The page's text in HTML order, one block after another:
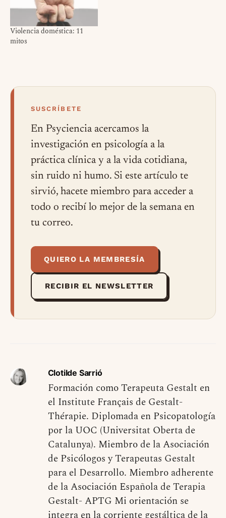
Violencia doméstica: 11
mitos
SUSCRÍBETE
En Psyciencia acercamos la
investigación en psicología a la
práctica clínica y a la vida cotidiana,
sin ruido ni humo. Si este artículo te
sirvió, hacete miembro para acceder a
todo o recibí lo mejor de la semana en
tu correo.
QUIERO LA MEMBRESÍA
RECIBIR EL NEWSLETTER
Clotilde Sarrió
Formación como Terapeuta Gestalt en
el Institute Français de Gestalt-
Thérapie. Diplomada en Psicopatología
por la UOC (Universitat Oberta de
Catalunya). Miembro de la Asociación
de Psicólogos y Terapeutas Gestalt
para el Desarrollo. Miembro adherente
de la Asociación Española de Terapia
Gestalt- APTG Mi orientación se
integra en la corriente gestáltica de la